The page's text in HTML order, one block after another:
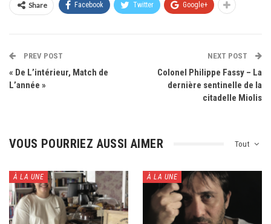
Share Facebook Twitter Google+
PREV POST
« De L’intérieur, Match de
L’année »
NEXT POST
Colonel Philippe Fassy – La
dernière sentinelle de la
citadelle Miolis
Tout
VOUS POURRIEZ AUSSI AIMER
À LA UNE À LA UNE